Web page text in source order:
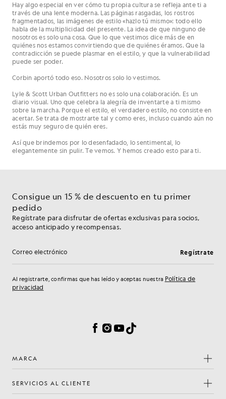
Hay algo especial en ver cómo tu propia cultura se refleja ante ti a
través de una lente moderna. Las páginas rasgadas, los rostros
fragmentados, las imágenes de estilo «hazlo tú mismo»: todo ello
habla de la multiplicidad del presente. La idea de que ninguno de
nosotros es solo una cosa. Que lo que vestimos dice más de en
quiénes nos estamos convirtiendo que de quiénes éramos. Que la
contradicción se puede plasmar en el estilo, y que la vulnerabilidad
puede ser poder.
Corbin aportó todo eso. Nosotros solo lo vestimos.
Lyle & Scott Urban Outfitters no es solo una colaboración. Es un
diario visual. Uno que celebra la alegría de inventarte a ti mismo
sobre la marcha. Porque el estilo, el verdadero estilo, no consiste en
acertar. Se trata de mostrarte tal y como eres, incluso cuando aún no
estás muy seguro de quién eres.
Así que brindemos por lo desenfadado, lo sentimental, lo
elegantemente sin pulir. Te vemos. Y hemos creado esto para ti.
Consigue un 15 % de descuento en tu primer
pedido
Regístrate para disfrutar de ofertas exclusivas para socios,
acceso anticipado y recompensas.
Dirección de correo electrónico Regístrate
Al registrarte, confirmas que has leído y aceptas nuestra Política de
privacidad
Facebook
Instagram
YouTube
TikTok
MARCA
SERVICIOS AL CLIENTE